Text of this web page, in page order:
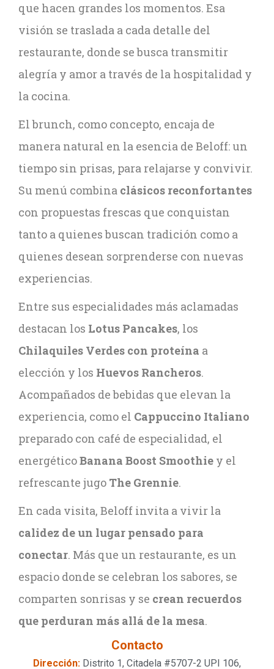
que hacen grandes los momentos. Esa
visión se traslada a cada detalle del
restaurante, donde se busca transmitir
alegría y amor a través de la hospitalidad y
la cocina.
El brunch, como concepto, encaja de
manera natural en la esencia de Beloff: un
tiempo sin prisas, para relajarse y convivir.
Su menú combina clásicos reconfortantes
con propuestas frescas que conquistan
tanto a quienes buscan tradición como a
quienes desean sorprenderse con nuevas
experiencias.
Entre sus especialidades más aclamadas
destacan los Lotus Pancakes, los
Chilaquiles Verdes con proteína a
elección y los Huevos Rancheros.
Acompañados de bebidas que elevan la
experiencia, como el Cappuccino Italiano
preparado con café de especialidad, el
energéticoBanana Boost Smoothie y el
refrescante jugo The Grennie.
En cada visita, Beloff invita a vivir la
calidez de un lugar pensado para
conectar. Más que un restaurante, es un
espacio donde se celebran los sabores, se
comparten sonrisas y se crean recuerdos
que perduran más allá de la mesa.
Contacto
Dirección: Distrito 1, Citadela #5707-2 UPI 106,